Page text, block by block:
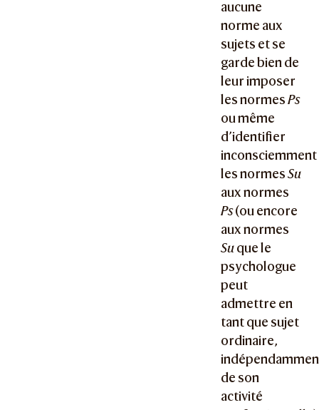
aucune
norme aux
sujets et se
garde bien de
leur imposer
les normesPs
ou même
d’identifier
inconsciemment
les normesSu
aux normes
Ps(ou encore
aux normes
Suque le
psychologue
peut
admettre en
tant que sujet
ordinaire,
de son
activité